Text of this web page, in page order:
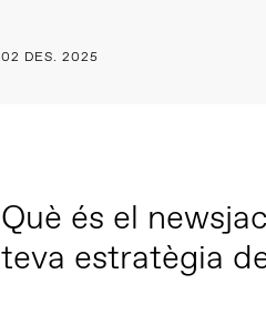
02 DES. 2025
Què és el
teva estratègia